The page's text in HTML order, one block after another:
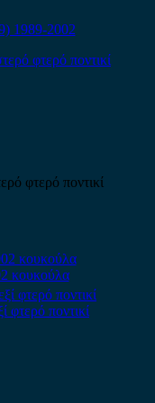
1989-2002
φτερό ποντικί
κουκούλα
φτερό ποντικί